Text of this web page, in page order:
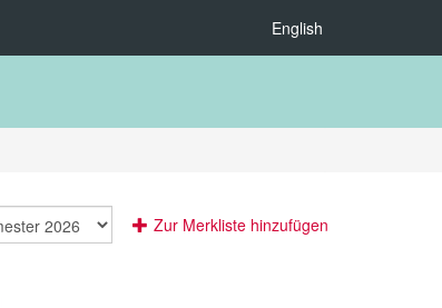
English
Zur Merkliste hinzufügen